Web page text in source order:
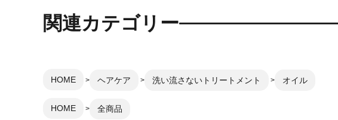
関連カテゴリー
HOME ヘアケア 洗い流さないトリートメント オイル
HOME 全商品